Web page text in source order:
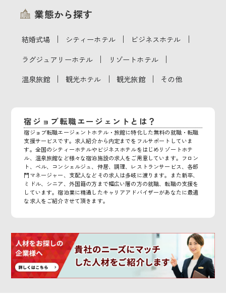
業態から探す
結婚式場 ｜ シティーホテル ｜ ビジネスホテル ｜
ラグジュアリーホテル ｜ リゾートホテル ｜
温泉旅館 ｜ 観光ホテル ｜ 観光旅館 ｜ その他
宿ジョブ転職エージェントとは？
宿ジョブ転職エージェントホテル・旅館に特化した無料の就職・転職
支援サービスです。求人紹介から内定までをフルサポートしていま
す。全国のシティーホテルやビジネスホテルをはじめリゾートホテ
ル、温泉旅館など様々な宿泊施設の求人をご用意しています。フロン
ト、ベル、コンシェルジュ、仲居、調理、レストランサービス、各部
門マネージャー、支配人などその求人は多岐に渡ります。また新卒、
ミドル、シニア、外国籍の方まで幅広い層の方の就職、転職の支援を
しています。宿泊業に精通したキャリアアドバイザーがあなたに最適
な求人をご紹介させて頂きます。